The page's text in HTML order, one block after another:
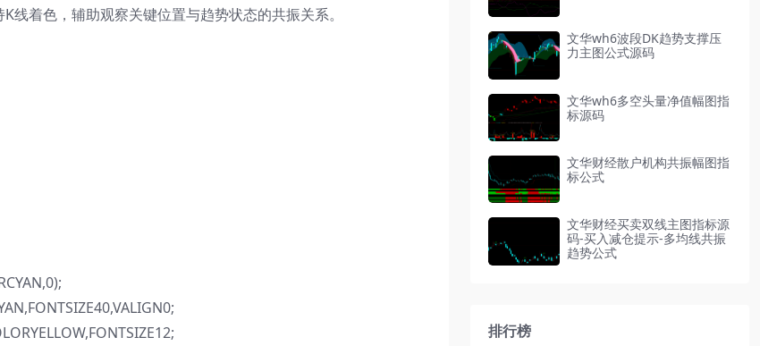
着色，辅助观察关键位置与趋势状态的共振关系。
文华wh6波段DK趋势支撑压
力主图公式源码
文华wh6多空头量净值幅图指
标源码
文华财经散户机构共振幅图指
标公式
文华财经买卖双线主图指标源
码-买入减仓提示-多均线共振
趋势公式
排行榜